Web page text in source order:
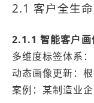
2.1 客户全生
2.1.1 智能客户画
多维度标签体系
动态画像更新：
案例：某制造业